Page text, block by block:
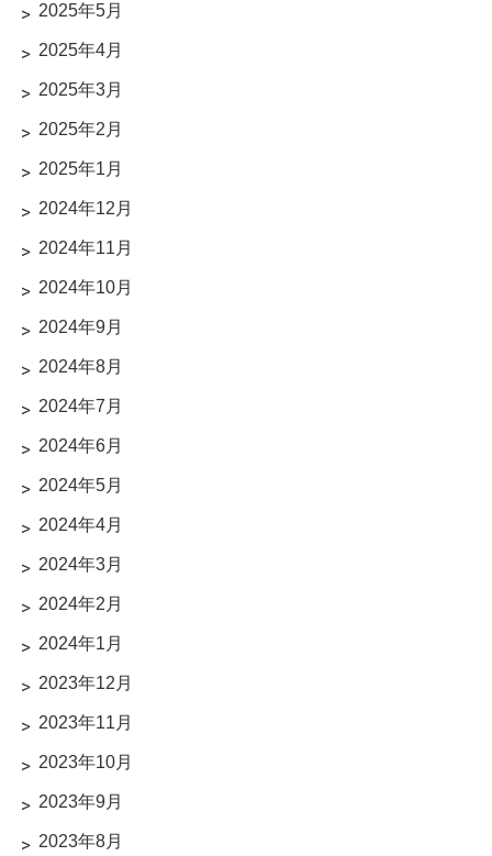
2025年5月
2025年4月
2025年3月
2025年2月
2025年1月
2024年12月
2024年11月
2024年10月
2024年9月
2024年8月
2024年7月
2024年6月
2024年5月
2024年4月
2024年3月
2024年2月
2024年1月
2023年12月
2023年11月
2023年10月
2023年9月
2023年8月